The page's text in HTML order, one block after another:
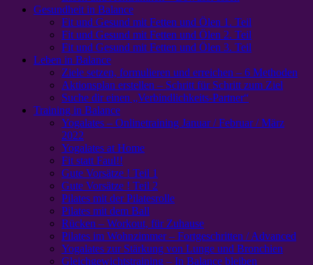
Gesundheit in Balance
Fit und Gesund mit Fetten und Ölen 1. Teil
Fit und Gesund mit Fetten und Ölen 2. Teil
Fit und Gesund mit Fetten und Ölen 3. Teil
Leben in Balance
Ziele setzen, formulieren und erreichen – 6 Methoden
Aktionsplan erstellen – Schritt für Schritt zum Ziel
Suche dir einen „Verbindlichkeits-Partner“
Training in Balance
Yogalates – Onlinetraining Januar / Februar / März
2022
Yogalates at Home
Fit statt Faul!!
Gute Vorsätze ! Teil 1
Gute Vorsätze ! Teil 2
Pilates mit der Pilatesrolle
Pilates mit dem Ball
Rücken – Workout, für Zuhause
Pilates im Wohnzimmer – Fortgeschritten / Advanced
Yogalates zur Stärkung von Lunge und Bronchien
Gleichgewichtstraining – In Balance bleiben